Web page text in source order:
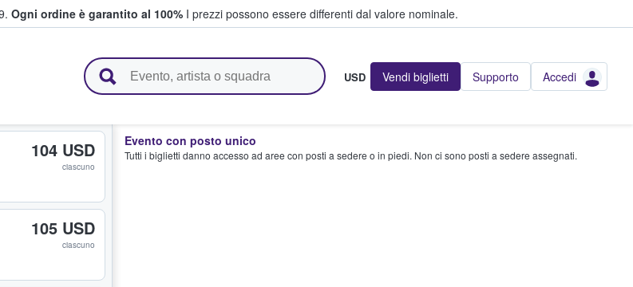
Ogni ordine è garantito al 100% I prezzi possono essere differenti dal valore nominale.
USD Vendi biglietti Supporto Accedi
104 USD
ciascuno
105 USD
ciascuno
Evento con posto unico
Tutti i biglietti danno accesso ad aree con posti a sedere o in piedi. Non ci sono posti a sedere assegnati.